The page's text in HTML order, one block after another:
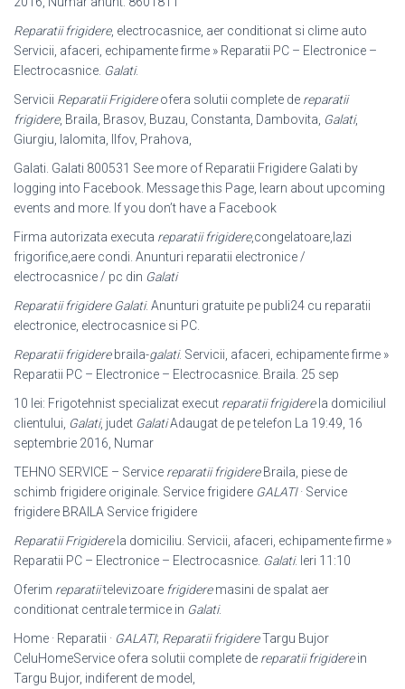
Reparatii frigidere, electrocasnice, aer conditionat si clime auto
Servicii, afaceri , echipamente firme » Reparatii PC – Electronice –
Electrocasnice. Galati.
Servicii Reparatii Frigidereofera solutii complete de reparatii
frigidere, Braila, Brasov, Buzau, Constanta, Dambovita, Galati,
Giurgiu, Ialomita, Ilfov, Prahova,
Galati. Galati 800531 See more of Reparatii Frigidere Galati by
logging into Facebook. Message this Page, learn about upcoming
events and more. If you don’t have a Facebook
Firma autorizata executa reparatii frigidere,congelatoare,lazi
frigorifice,aere condi. Anunturi reparatii electronice /
electrocasnice / pc din Galati
Reparatii frigidere Galati. Anunturi gratuite pe publi24 cu reparatii
electronice, electrocasnice si PC.
Reparatii frigiderebraila-galati. Servicii, afaceri, echipamente firme »
Reparatii PC – Electronice – Electrocasnice. Braila. 25 sep
10 lei: Frigotehnist specializat execut reparatii frigiderela domiciliul
clientului, Galati, judet GalatiAdaugat de pe telefon La 19:49, 16
septembrie 2016, Numar
TEHNO SERVICE – Service reparatii frigidereBraila, piese de
schimb frigidere originale. Service frigidere GALATI· Service
frigidere BRAILA Service frigidere
Reparatii Frigiderela domiciliu. Servicii, afaceri, echipamente firme »
Reparatii PC – Electronice – Electrocasnice. Galati. Ieri 11:10
Oferim reparatiitelevizoare frigideremasini de spalat aer
conditionat centrale termice in Galati.
Home · Reparatii · GALATI; Reparatii frigidereTargu Bujor
CeluHomeService ofera solutii complete de reparatii frigiderein
Targu Bujor, indiferent de model,